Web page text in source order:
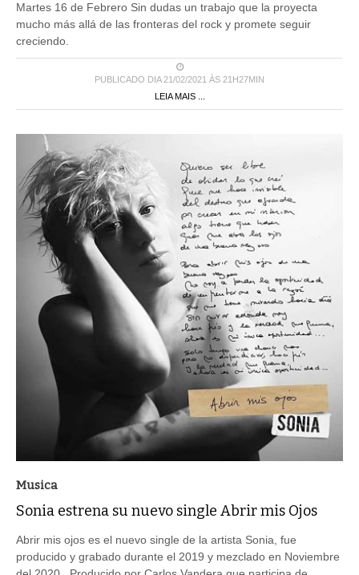
Martes 16 de Febrero Sin dudas un trabajo que la proyecta
mucho más allá de las fronteras del rock y promete seguir
creciendo.
PUBLICADO DIA 21/02/2021 ÀS 21H27MIN
LEIA MAIS ...
Musica
Sonia estrena su nuevo single Abrir mis Ojos
Abrir mis ojos es el nuevo single de la artista Sonia, fue
producido y grabado durante el 2019 y mezclado en Noviembre